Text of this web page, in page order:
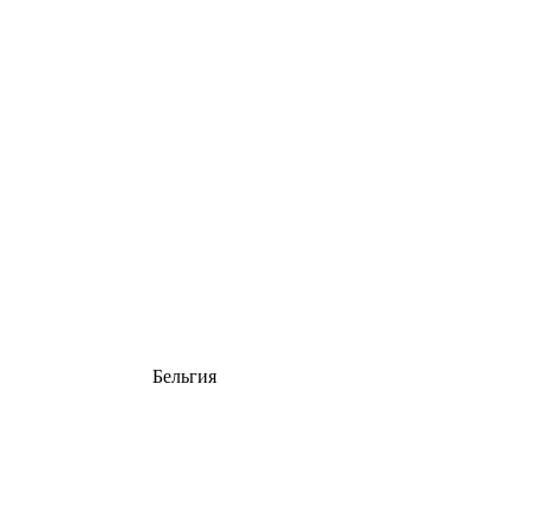
Бельгия